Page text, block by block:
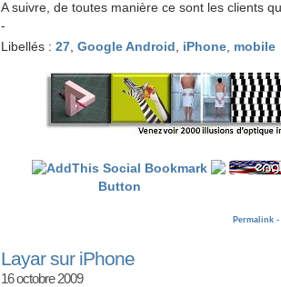
A suivre, de toutes manière ce sont les clients
-
Libellés : 27 Google Android iPhone mobile
Permalink -
Layar sur iPhone
16 octobre 2009